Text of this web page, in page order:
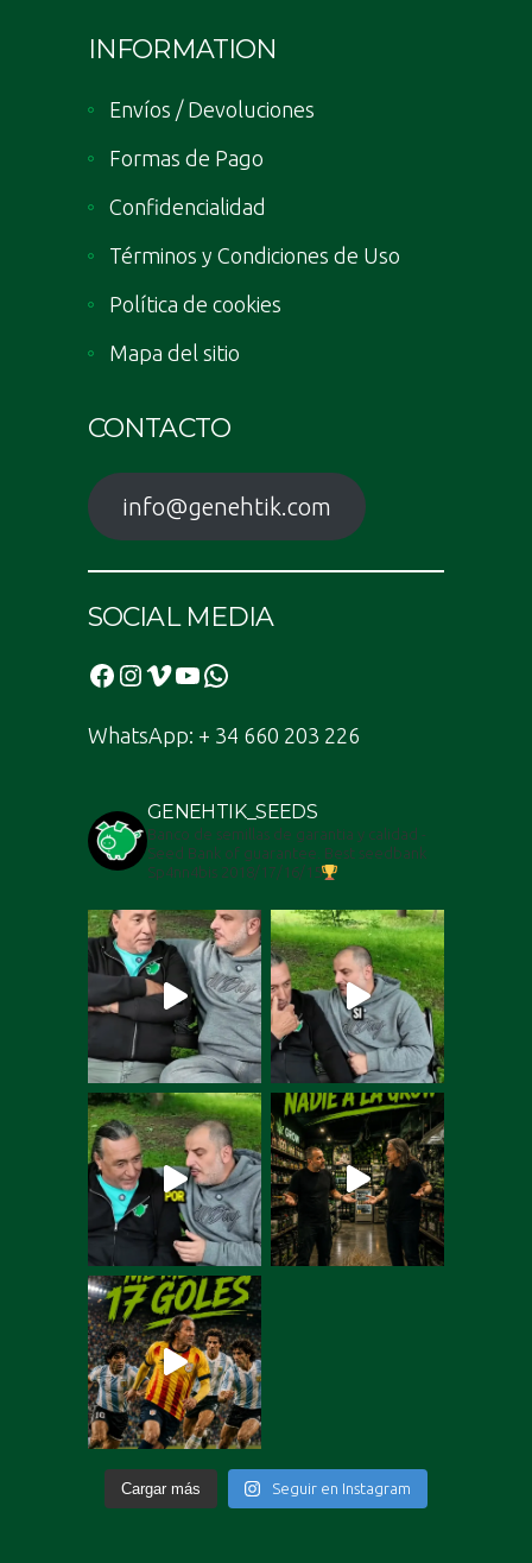
INFORMATION
Envíos / Devoluciones
Formas de Pago
Confidencialidad
Términos y Condiciones de Uso
Política de cookies
Mapa del sitio
CONTACTO
info@genehtik.com
SOCIAL MEDIA
Facebook
Instagram
Vimeo
YouTube
WhatsApp
WhatsApp: + 34 660 203 226
GENEHTIK_SEEDS
Banco de semillas de garantia y calidad -
Seed Bank of guarantee. Best seedbank
Sp4nn4bis 2018/17/16/15
Cargar más Seguir en Instagram